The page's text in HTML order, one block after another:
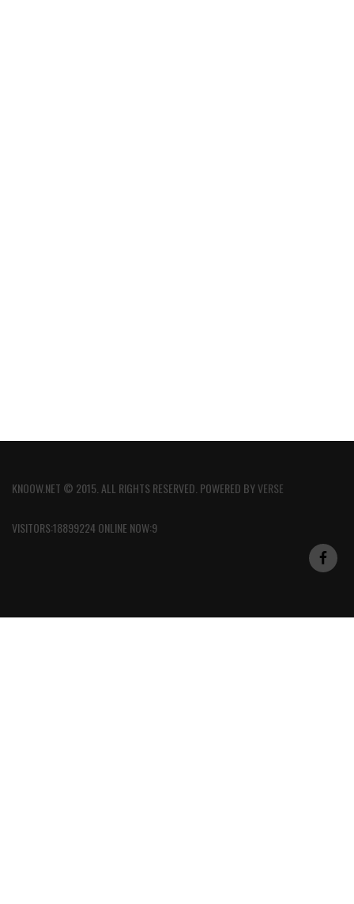
KNOOW.NET © 2015. ALL RIGHTS RESERVED. POWERED BYVERSE
VISITORS:18899224 ONLINE NOW:9